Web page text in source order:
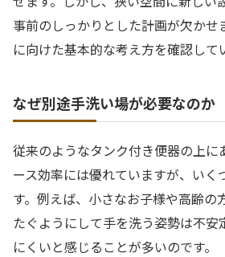
事前のしっかりとした計画が欠かせ
に向けた基本的な考え方を確認して
なぜ別途手洗い場が必要なのか
従来のようなタンク付き便器の上に
ース効率には優れていますが、いく
す。例えば、小さなお子様や高齢の
たぐようにして手を洗う姿勢は不安
にくいと感じることが多いのです。